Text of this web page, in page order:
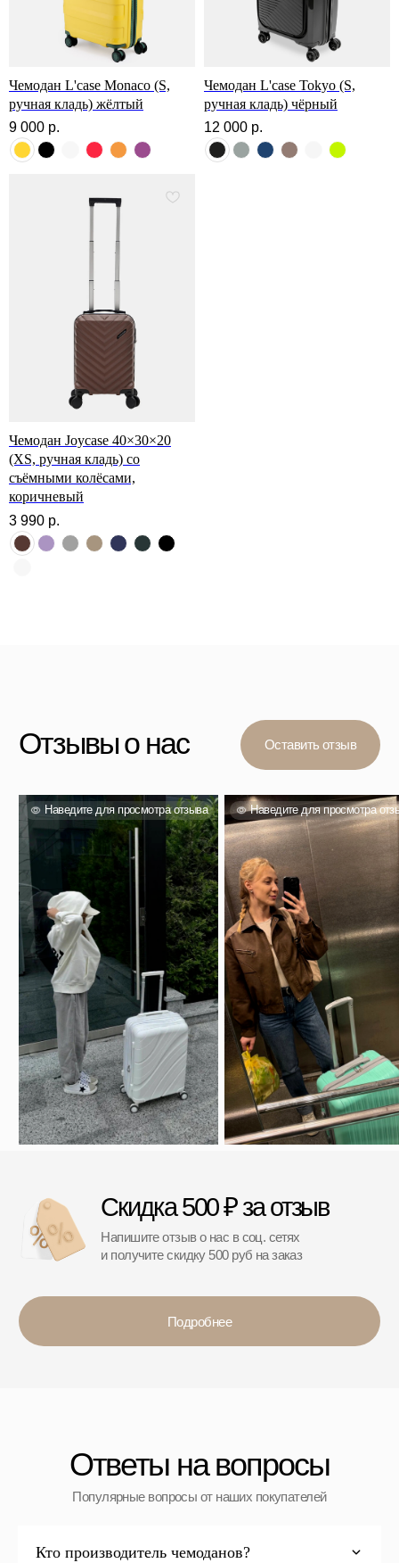
Чемодан L'case Monaco (S,
ручная кладь) жёлтый
9 000 р.
Чемодан L'case Tokyo (S,
ручная кладь) чёрный
12 000 р.
Чемодан Joycase 40×30×20
(XS, ручная кладь) со
съёмными колёсами,
коричневый
3 990 р.
Напишите отзыв о нас в соц. сетях
и получите скидку 500 руб на заказ
Скидка 500 ₽ за отзыв
Подробнее
Ответы на вопросы
Кто производитель чемоданов?
ул. Ольги Берггольц, 35а, БЦ Результат, офис 527
+7 (911) 786 50 36
Свяжитесь с нами
admin@spbchemodan.ru
Аксессуары
Рюкзаки
Дорожные сумки
Текстильные чемоданы
Пластиковые чемоданы
Распродажа
Бестселлеры
Для клиента
Договор оферты
Контакты
Гарантия Service+
Доставка и самовывоз
Способы оплаты
Акции и скидки
Возврат и обмен
Категории